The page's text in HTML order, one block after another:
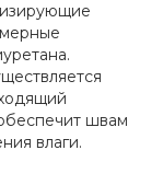
швам
влаги.